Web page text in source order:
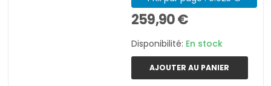
259,90 €
Disponibilité: En stock
AJOUTER AU PANIER